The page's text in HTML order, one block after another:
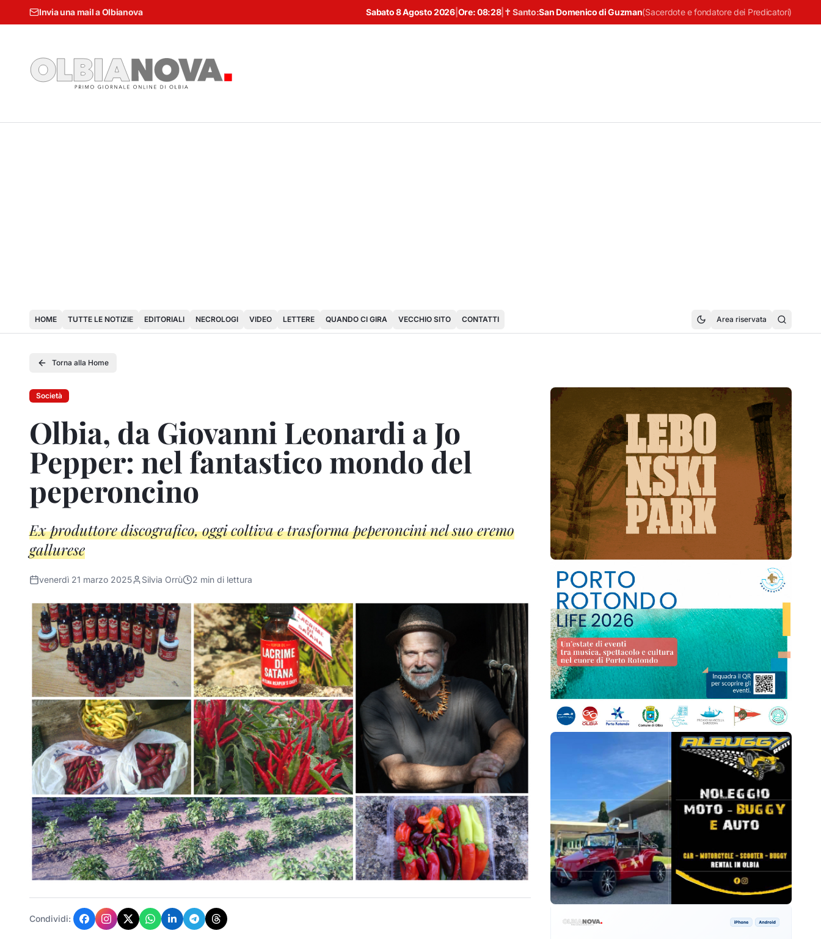
Invia una mail a Olbianova Sabato 8 Agosto 2026| Ore:08:28| ✝ Santo:San Domenico di Guzman(Sacerdote e fondatore dei Predicatori)
HOME TUTTE LE NOTIZIE EDITORIALI NECROLOGI VIDEO LETTERE QUANDO CI GIRA VECCHIO SITO CONTATTI Area riservata
Torna alla Home
Società
Olbia, da Giovanni Leonardi a Jo
Pepper: nel fantastico mondo del
peperoncino
Ex produttore discografico, oggi coltiva e trasforma peperoncini nel suo eremo
gallurese
venerdì 21 marzo 2025 Silvia Orrù 2 min di lettura
Condividi: